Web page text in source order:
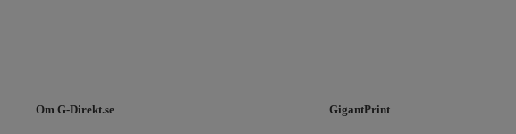
Om G-Direkt.se GigantPrint